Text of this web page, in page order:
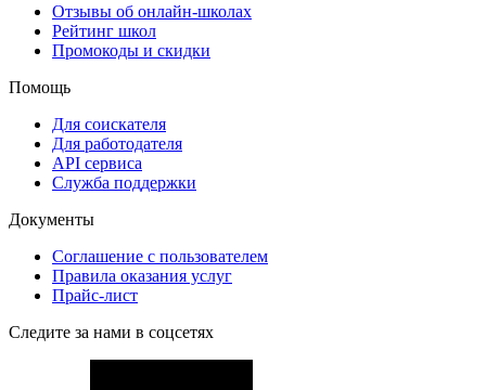
Отзывы об онлайн-школах
Рейтинг школ
Промокоды и скидки
Помощь
Для соискателя
Для работодателя
API сервиса
Служба поддержки
Документы
Соглашение с пользователем
Правила оказания услуг
Прайс-лист
Следите за нами в соцсетях